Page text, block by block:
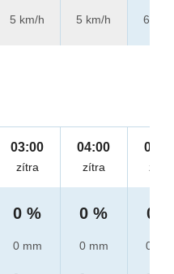
5 km/h
5 km/h
6 km/h
03:00
zítra
0 %
0 mm
04:00
zítra
0 %
0 mm
05:00
zítra
0 %
0 mm